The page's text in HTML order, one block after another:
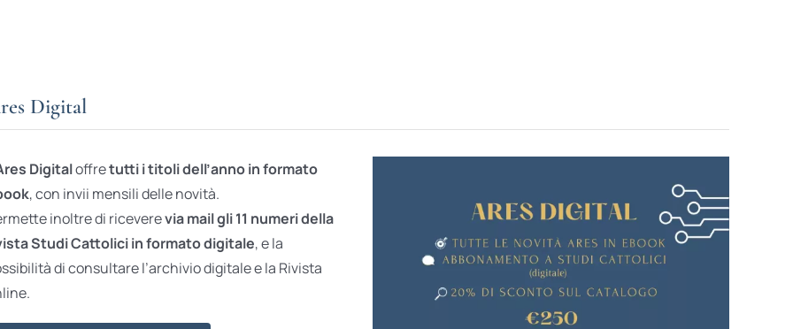
Digital
Digitaloffretutti i titoli dell’anno in formato
, con invii mensili delle novità.
inoltre di riceverevia mail gli 11 numeri della
Studi Cattolici in formato digitale, e la
di consultare l’archivio digitale e la Rivista